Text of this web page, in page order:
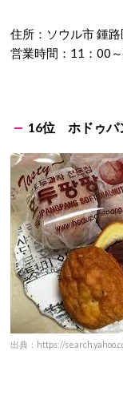
住所：ソウル市 鍾
営業時間：11：00
16位 ホドゥパ
出典：https://